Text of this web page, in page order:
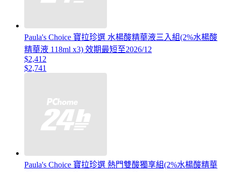
Paula's Choice 寶拉珍選 水楊酸精華液三入組(2%水楊酸
精華液 118ml x3) 效期最短至2026/12
$2,412
$2,741
Paula's Choice 寶拉珍選 熱門雙酸獨享組(2%水楊酸精華